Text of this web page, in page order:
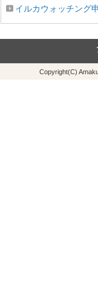
イルカウォッチング
Copyright(C)